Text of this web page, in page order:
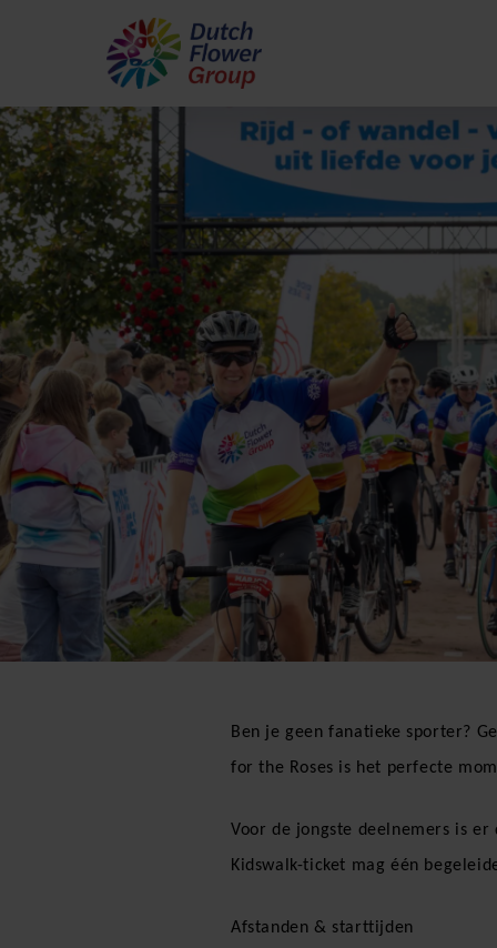
Ben je geen fanatieke sporter?
for the Roses is het perfecte
Voor de jongste deelnemers is
Kidswalk-ticket mag één
Afstanden & starttijden